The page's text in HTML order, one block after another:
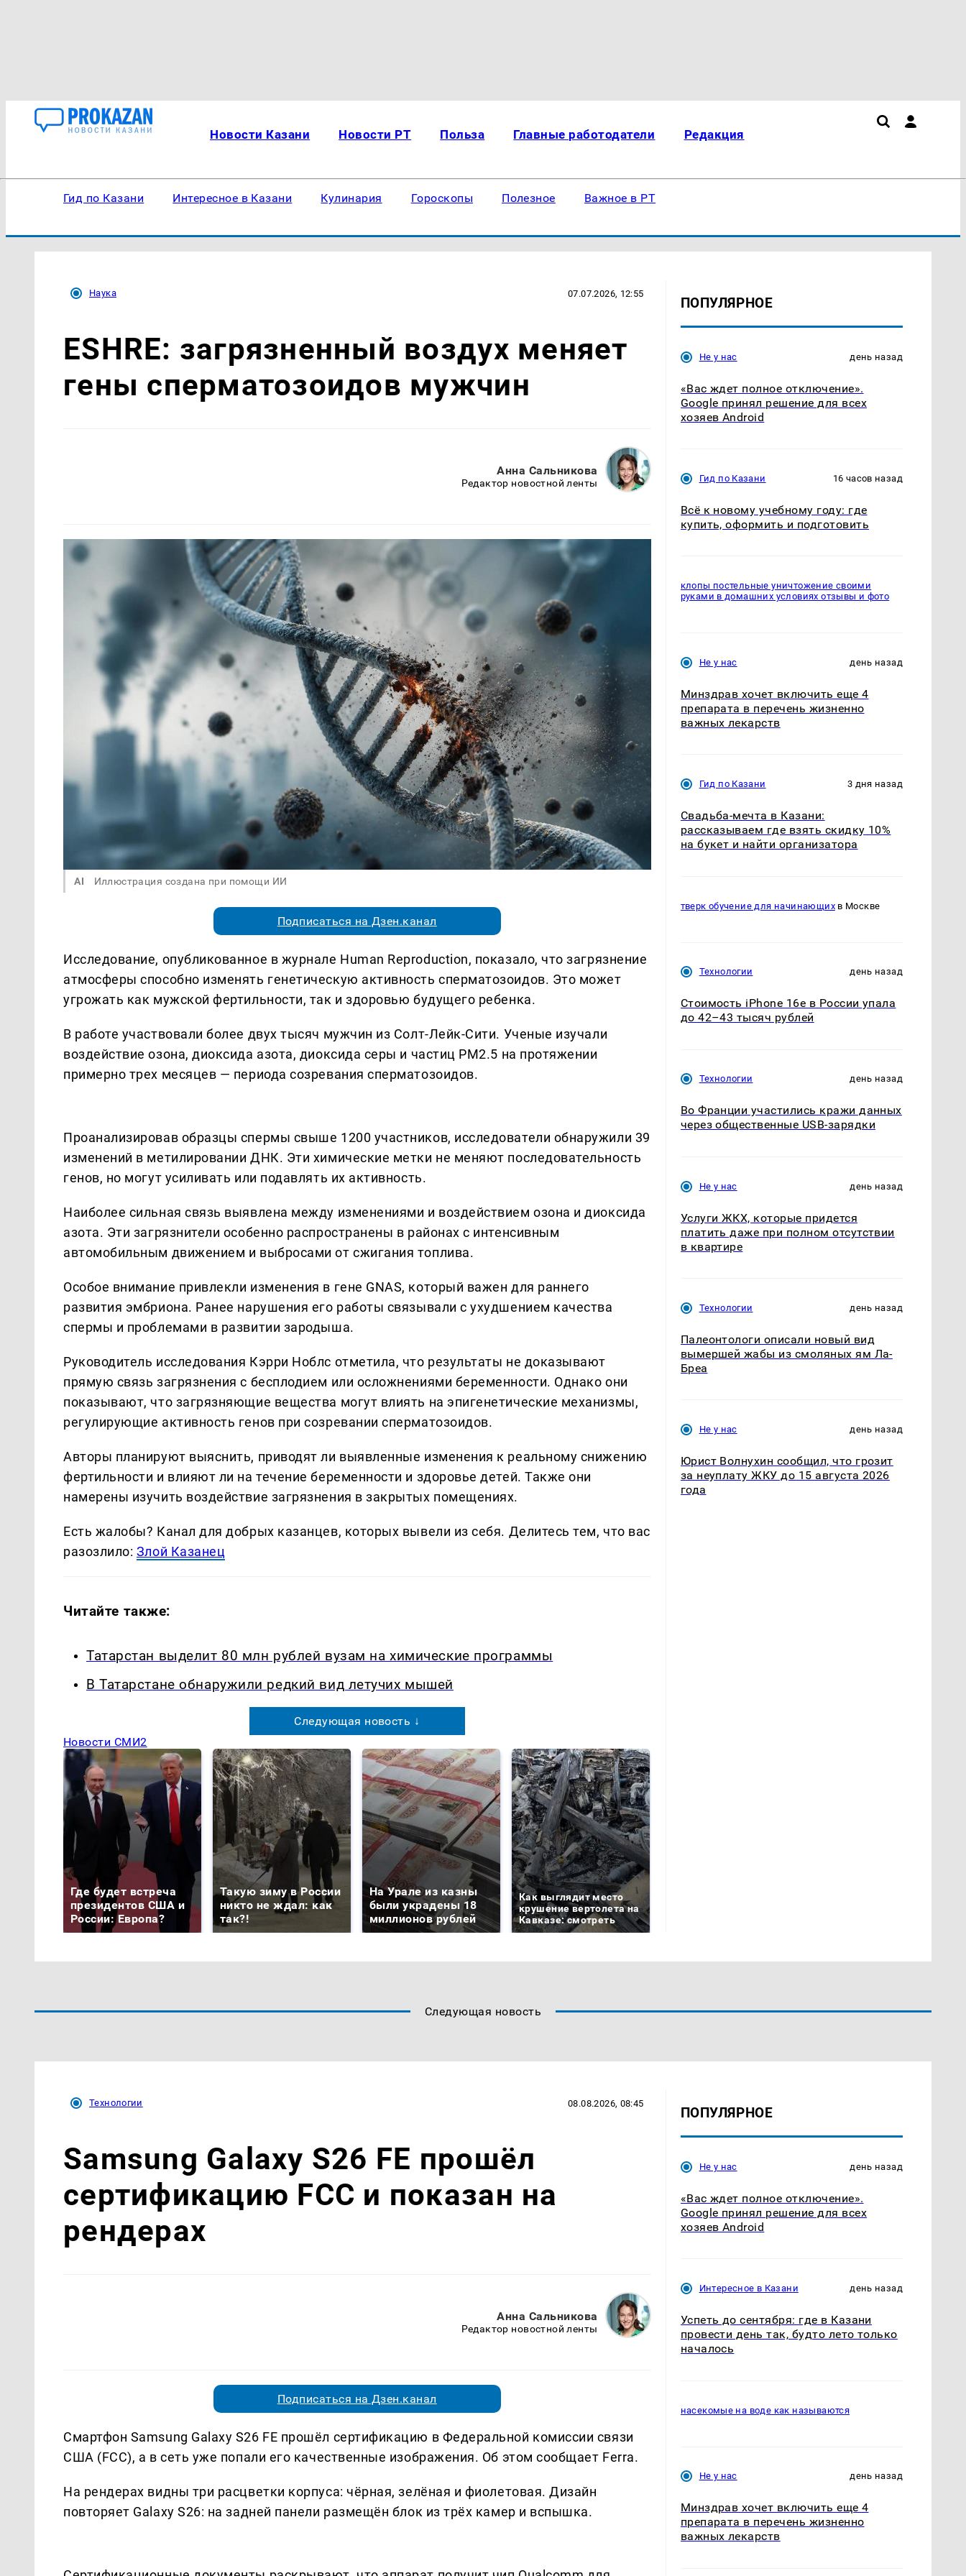
Новости Казани Новости РТ Польза Главные работодатели Редакция
Гид по Казани Интересное в Казани Кулинария Гороскопы Полезное Важное в РТ
Наука 07.07.2026, 12:55
ESHRE: загрязненный воздух меняет
гены сперматозоидов мужчин
Анна Сальникова
Редактор новостной ленты
AI Иллюстрация создана при помощи ИИ
Подписаться на Дзен.канал
Исследование, опубликованное в журнале Human Reproduction, показало, что загрязнение
атмосферы способно изменять генетическую активность сперматозоидов. Это может
угрожать как мужской фертильности, так и здоровью будущего ребенка.
В работе участвовали более двух тысяч мужчин из Солт-Лейк-Сити. Ученые изучали
воздействие озона, диоксида азота, диоксида серы и частиц PM2.5 на протяжении
примерно трех месяцев — периода созревания сперматозоидов.
Проанализировав образцы спермы свыше 1200 участников, исследователи обнаружили 39
изменений в метилировании ДНК. Эти химические метки не меняют последовательность
генов, но могут усиливать или подавлять их активность.
Наиболее сильная связь выявлена между изменениями и воздействием озона и диоксида
азота. Эти загрязнители особенно распространены в районах с интенсивным
автомобильным движением и выбросами от сжигания топлива.
Особое внимание привлекли изменения в гене GNAS, который важен для раннего
развития эмбриона. Ранее нарушения его работы связывали с ухудшением качества
спермы и проблемами в развитии зародыша.
Руководитель исследования Кэрри Ноблс отметила, что результаты не доказывают
прямую связь загрязнения с бесплодием или осложнениями беременности. Однако они
показывают, что загрязняющие вещества могут влиять на эпигенетические механизмы,
регулирующие активность генов при созревании сперматозоидов.
Авторы планируют выяснить, приводят ли выявленные изменения к реальному снижению
фертильности и влияют ли на течение беременности и здоровье детей. Также они
намерены изучить воздействие загрязнения в закрытых помещениях.
Есть жалобы? Канал для добрых казанцев, которых вывели из себя. Делитеcь тем, что вас
разозлило: Злой Казанец
Читайте также:
Татарстан выделит 80 млн рублей вузам на химические программы
В Татарстане обнаружили редкий вид летучих мышей
Следующая новость ↓
Новости СМИ2
Где будет встреча
президентов США и
России: Европа?
Такую зиму в России
никто не ждал: как
так?!
На Урале из казны
были украдены 18
миллионов рублей
Как выглядит место
крушение вертолета на
Кавказе: смотреть
ПОПУЛЯРНОЕ
Не у нас день назад
«Вас ждет полное отключение».
Google принял решение для всех
хозяев Android
Гид по Казани 16 часов назад
Всё к новому учебному году: где
купить, оформить и подготовить
клопы постельные уничтожение своими
руками в домашних условиях отзывы и фото
Не у нас день назад
Минздрав хочет включить еще 4
препарата в перечень жизненно
важных лекарств
Гид по Казани 3 дня назад
Свадьба-мечта в Казани:
рассказываем где взять скидку 10%
на букет и найти организатора
тверк обучение для начинающихв Москве
Технологии день назад
Стоимость iPhone 16e в России упала
до 42–43 тысяч рублей
Технологии день назад
Во Франции участились кражи данных
через общественные USB-зарядки
Не у нас день назад
Услуги ЖКХ, которые придется
платить даже при полном отсутствии
в квартире
Технологии день назад
Палеонтологи описали новый вид
вымершей жабы из смоляных ям Ла-
Бреа
Не у нас день назад
Юрист Волнухин сообщил, что грозит
за неуплату ЖКУ до 15 августа 2026
года
Следующая новость
Технологии 08.08.2026, 08:45
Samsung Galaxy S26 FE прошёл
сертификацию FCC и показан на
рендерах
Анна Сальникова
Редактор новостной ленты
Подписаться на Дзен.канал
Смартфон Samsung Galaxy S26 FE прошёл сертификацию в Федеральной комиссии связи
США (FCC), а в сеть уже попали его качественные изображения. Об этом сообщает Ferra.
На рендерах видны три расцветки корпуса: чёрная, зелёная и фиолетовая. Дизайн
повторяет Galaxy S26: на задней панели размещён блок из трёх камер и вспышка.
ПОПУЛЯРНОЕ
Не у нас день назад
«Вас ждет полное отключение».
Google принял решение для всех
хозяев Android
Интересное в Казани день назад
Успеть до сентября: где в Казани
провести день так, будто лето только
началось
насекомые на воде как называются
Не у нас день назад
Минздрав хочет включить еще 4
препарата в перечень жизненно
важных лекарств